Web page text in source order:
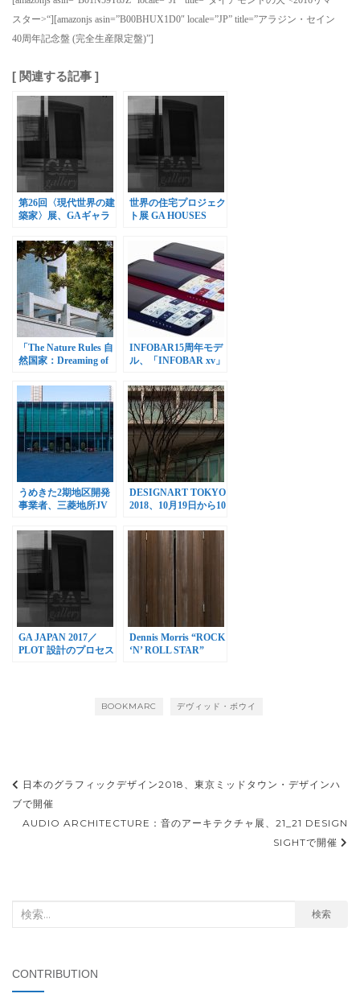
スター>“][amazonjs asin=”B00BHUX1D0″ locale=”JP” title=”アラジン・セイン
40周年記念盤 (完全生産限定盤)”]
[ 関連する記事 ]
第26回〈現代世界の建
築家〉展、GAギャラ
世界の住宅プロジェク
ト展 GA HOUSES
「The Nature Rules 自
然国家：Dreaming of
INFOBAR15周年モデ
ル、「INFOBAR xv」
うめきた2期地区開発
事業者、三菱地所JV
DESIGNART TOKYO
2018、10月19日から10
GA JAPAN 2017／
PLOT 設計のプロセス
Dennis Morris “ROCK
‘N’ ROLL STAR”
BOOKMARC デヴィッド・ボウイ
投
稿
ナ
ー
ン
日本のグラフィックデザイン2018、東京ミッドタウン・デザインハ
ブで開催
AUDIO ARCHITECTURE：音のアーキテクチャ展、21_21 DESIGN
SIGHTで開催
検索
CONTRIBUTION